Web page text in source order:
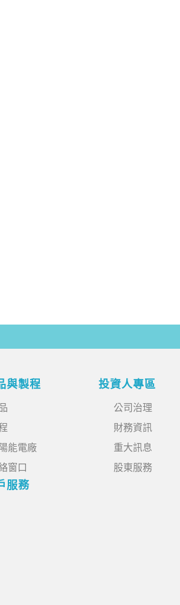
與製程
能電廠
窗口
服務
投資人專區
公司治理
財務資訊
重大訊息
股東服務